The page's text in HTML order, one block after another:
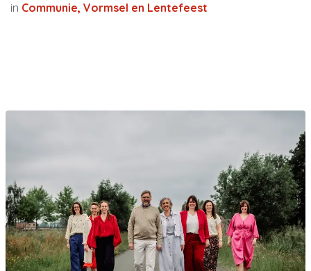
in Communie, Vormsel en Lentefeest